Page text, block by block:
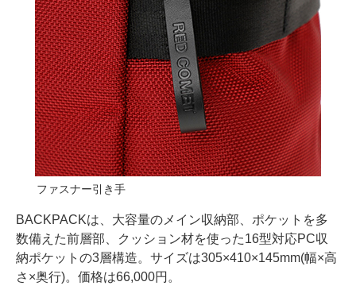
ファスナー引き手
BACKPACKは、大容量のメイン収納部、ポケットを多
数備えた前層部、クッション材を使った16型対応PC収
納ポケットの3層構造。サイズは305×410×145mm(幅×高
さ×奥行)。価格は66,000円。